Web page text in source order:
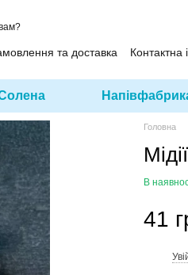
та доставка Контактна
Головна
В
41